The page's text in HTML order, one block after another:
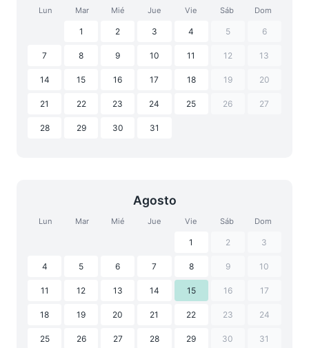
Lun Mar Mié Jue Vie Sáb Dom
1 2 3 4 5 6
7 8 9 10 11 12 13
14 15 16 17 18 19 20
21 22 23 24 25 26 27
28 29 30 31
Agosto
Lun Mar Mié Jue Vie Sáb Dom
1 2 3
4 5 6 7 8 9 10
11 12 13 14 15 16 17
18 19 20 21 22 23 24
25 26 27 28 29 30 31